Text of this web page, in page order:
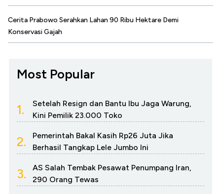
Cerita Prabowo Serahkan Lahan 90 Ribu Hektare Demi
Konservasi Gajah
Most Popular
1.
Setelah Resign dan Bantu Ibu Jaga Warung,
Kini Pemilik 23.000 Toko
2.
Pemerintah Bakal Kasih Rp26 Juta Jika
Berhasil Tangkap Lele Jumbo Ini
3.
AS Salah Tembak Pesawat Penumpang Iran,
290 Orang Tewas